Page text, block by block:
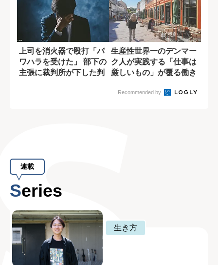
上司を消火器で殴打「パ
ワハラを受けた」 部下の
主張に裁判所が下した判
生産性世界一のデンマー
ク人が実践する「仕事は
厳しいもの」が覆る働き
Recommended by
連載
Series
生き方